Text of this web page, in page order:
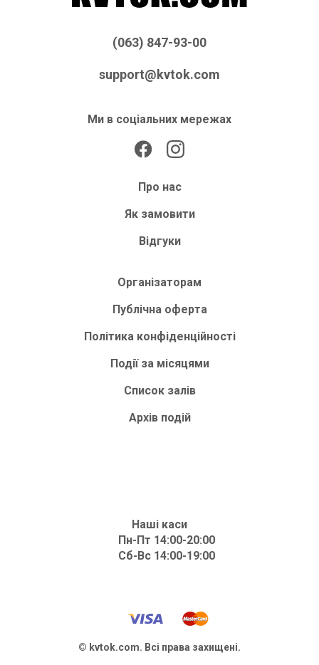
(063) 847-93-00
support@kvtok.com
Ми в соціальних мережах
Про нас
Як замовити
Відгуки
Організаторам
Публічна оферта
Політика конфіденційності
Події за місяцями
Список залів
Архів подій
Наші каси
Пн-Пт 14:00-20:00
Сб-Вс 14:00-19:00
© kvtok.com. Всі права захищені.